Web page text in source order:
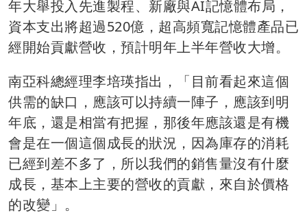
年大舉投入先進製程、新廠與AI記憶體布局，
資本支出將超過520億，超高頻寬記憶體產品已
經開始貢獻營收，預計明年上半年營收大增。
南亞科總經理李培瑛指出，「目前看起來這個
供需的缺口，應該可以持續一陣子，應該到明
年底，還是相當有把握，那後年應該還是有機
會是在一個這個成長的狀況，因為庫存的消耗
已經到差不多了，所以我們的銷售量沒有什麼
成長，基本上主要的營收的貢獻，來自於價格
的改變」。